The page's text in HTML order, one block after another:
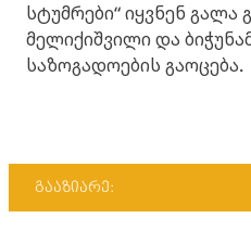
სტუმრები“ იყვნენ გალა
მელიქიშვილი და
საზოგადოების გაოცება.
გააზიარე: